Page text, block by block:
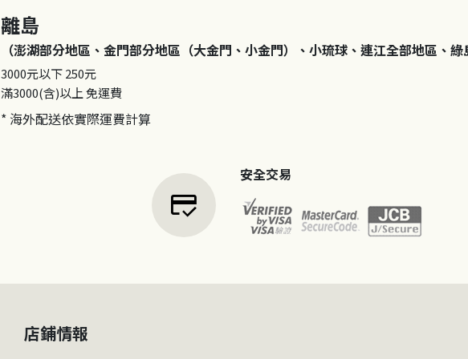
離島
（澎湖部分地區、金門部分地區（大金門、小金門）、小琉球、連江全部地區、綠
3000元以下250元
滿3000(含)以上免運費
* 海外配送依實際運費計算
credit_score
安全交易
店鋪情報